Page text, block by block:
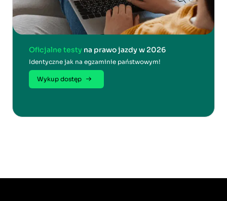
Oficjalne testy na prawo jazdy w 2026
Identyczne jak na egzaminie państwowym!
Wykup dostęp